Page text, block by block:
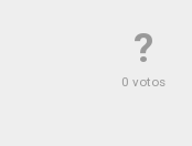
?
0 votos